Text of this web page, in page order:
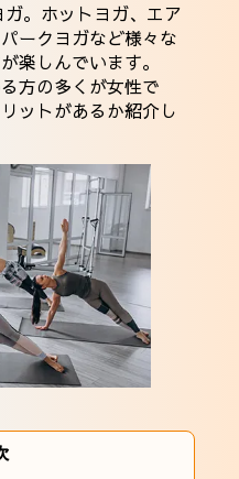
。ホットヨガ、エア
ークヨガなど様々な
楽しんでいます。
方の多くが女性で
ットがあるか紹介し